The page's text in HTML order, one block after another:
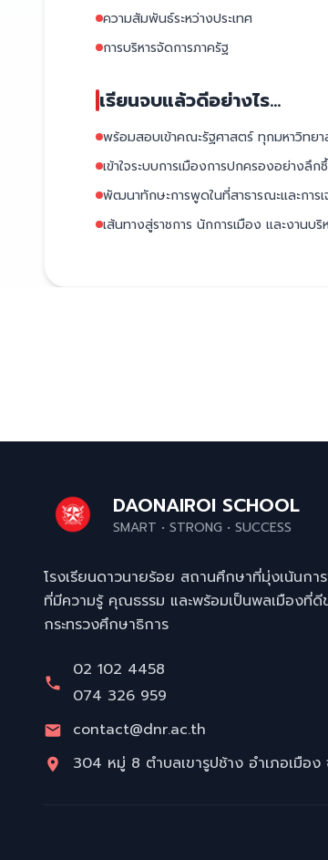
ความสัมพันธ์ระหว่างประเทศ
การบริหารจัดการภาครัฐ
เรียนจบแล้วดีอย่างไร...
พร้อมสอบเข้าคณะรัฐศาสตร์ ทุกมหาวิทย
เข้าใจระบบการเมืองการปกครองอย่างลึก
พัฒนาทักษะการพูดในที่สาธารณะและการเ
เส้นทางสู่ราชการ นักการเมือง และงานบริ
DAONAIROI SCHOOL
SMART • STRONG • SUCCESS
โรงเรียนดาวนายร้อย สถานศึกษาที่มุ่งเน้น
ที่มีความรู้ คุณธรรม และพร้อมเป็นพลเมืองที่
กระทรวงศึกษาธิการ
02 102 4458
074 326 959
contact@dnr.ac.th
304 หมู่ 8 ตำบลเขารูปช้าง อำเภอเมือ